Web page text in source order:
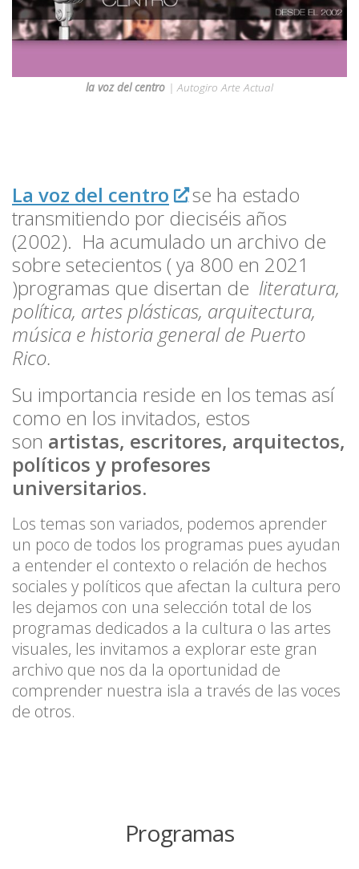
la voz del centro | Autogiro Arte Actual
La voz del centro
se ha estado
transmitiendo por dieciséis años
(2002). Ha acumulado un archivo de
sobre setecientos ( ya 800 en 2021
)programas que disertan de literatura,
política, artes plásticas, arquitectura,
música e historia general de Puerto
Rico.
Su importancia reside en los temas así
como en los invitados, estos
son artistas, escritores, arquitectos,
políticos y profesores
universitarios.
Los temas son variados, podemos aprender
un poco de todos los programas pues ayudan
a entender el contexto o relación de hechos
sociales y políticos que afectan la cultura pero
les dejamos con una selección total de los
programas dedicados a la cultura o las artes
visuales, les invitamos a explorar este gran
archivo que nos da la oportunidad de
comprender nuestra isla a través de las voces
de otros.
Programas